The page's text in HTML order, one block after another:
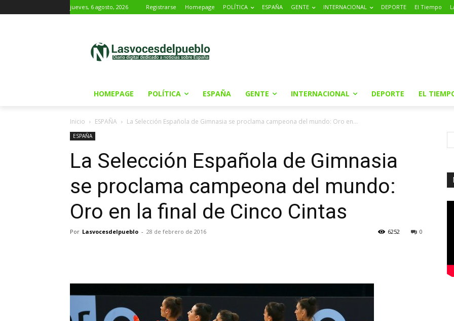
jueves, 6 agosto, 2026 Registrarse Homepage POLÍTICA ESPAÑA GENTE INTERNACIONAL DEPORTE El Tiempo
HOMEPAGE POLÍTICA ESPAÑA GENTE INTERNACIONAL DEPORTE EL
Inicio ESPAÑA La Selección Española de Gimnasia se proclama campeona del mundo: Oro en...
ESPAÑA
La Selección Española de Gimnasia
se proclama campeona del mundo:
Oro en la final de Cinco Cintas
Por Lasvocesdelpueblo - 28 de febrero de 2016 0
6252